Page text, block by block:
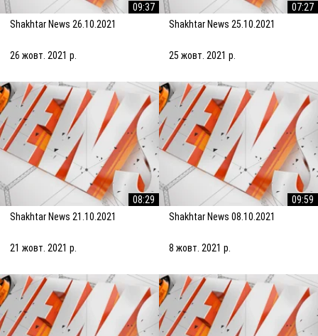
09:37
Shakhtar News 26.10.2021
26 жовт. 2021 р.
07:27
Shakhtar News 25.10.2021
25 жовт. 2021 р.
08:29
Shakhtar News 21.10.2021
21 жовт. 2021 р.
09:59
Shakhtar News 08.10.2021
8 жовт. 2021 р.